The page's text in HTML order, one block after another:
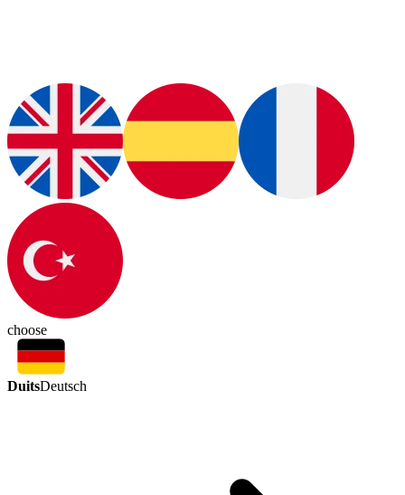
choose
DuitsDeutsch